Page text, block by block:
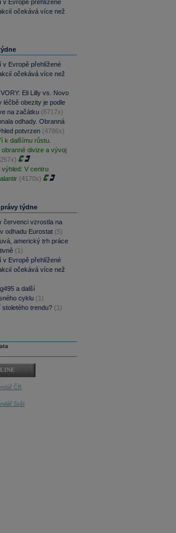
v Evropě přehlížené
očekává více než
v Evropě přehlížené
očekává více než
Eli Lilly vs. Novo
léčbě obezity je podle
na začátku (6717x)
odhady. Obranná
potvrzen (4786x)
k dalšímu růstu.
divize a vývoj
V centru
(4170x)
týdne
červenci vzrostla na
odhadu Eurostat (5)
americký trh práce
(1)
v Evropě přehlížené
očekává více než
a další
cyklu (1)
trendu? (1)
ČR
Svět